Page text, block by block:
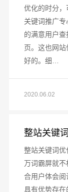
优化的时分
关键词推广
的满意用户
页。这也网
好的。细…
2020.06.02
整站关键
整站关键词优
万词霸屏就
合用户体会
具有优势存